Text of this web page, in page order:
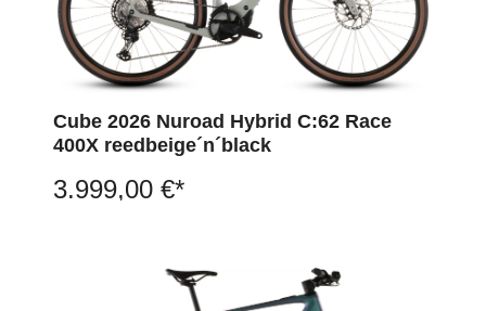
Cube 2026 Nuroad Hybrid C:62 Race
400X reedbeige´n´black
3.999,00 €*